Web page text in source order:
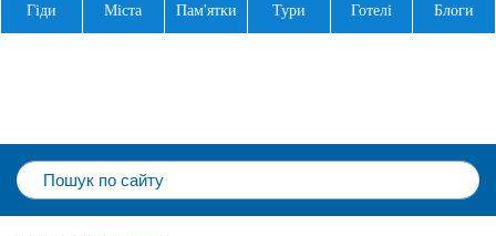
Гіди Міста Пам'ятки Тури Готелі Блоги